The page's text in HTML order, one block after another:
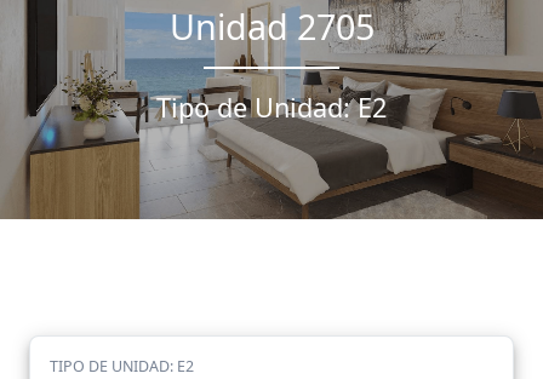
Unidad 2705
Tipo de Unidad: E2
TIPO DE UNIDAD: E2